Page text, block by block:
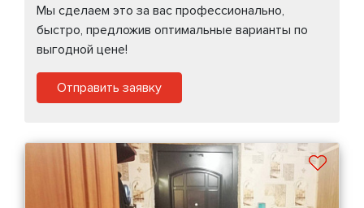
Мы сделаем это за вас профессионально,
быстро, предложив оптимальные варианты по
выгодной цене!
Отправить заявку